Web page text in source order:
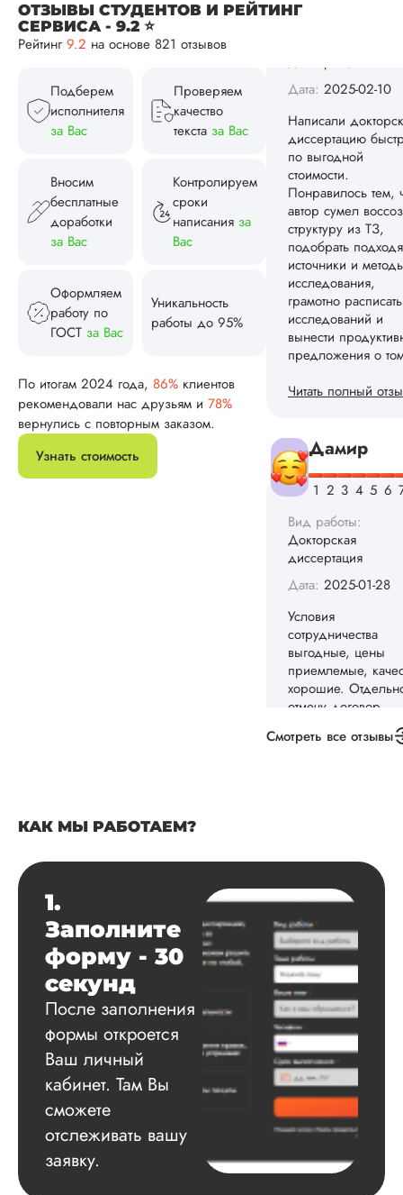
ОТЗЫВЫ СТУДЕНТОВ И РЕЙТИНГ
СЕРВИСА - 9.2 ⭐
Рейтинг 9.2 на основе 821 отзывов
Подберем
исполнителя
за Вас
Проверяем
качество
текста за Вас
Вносим
бесплатные
доработки
за Вас
Контролируем
сроки
написания за
Вас
Оформляем
работу по
ГОСТ за Вас
Уникальность
работы до 95%
По итогам 2024 года, 86% клиентов
рекомендовали нас друзьям и 78%
вернулись с повторным заказом.
Узнать стоимость
Проработанная
положе...
Валерий
Вид работы:
Докторская
диссертация
Дата:2024-11-12
Докторская
диссертация по
менеджменту была
написана в
оговоренные
оформление меня
полностью
Редактирование не
понадобилось.
Методологию
использовали
стандартную, но
результаты
нормальные,
Оплачивал
как указ...
Читать полный
Анастасия
Дата:2024-02-10
Заказывала
докторскую
диссертацию по
истории. Автор
понятную структуру
текста, оформил
исследование по
стандартным
подобрал
методологию
исследования и
рекомендации,
которые
Спасибо.
Смотреть все отзывы
КАК МЫ РАБОТАЕМ?
1.
Заполните
форму - 30
секунд
После заполнения
формы откроется
Ваш личный
кабинет. Там Вы
сможете
отслеживать вашу
заявку.